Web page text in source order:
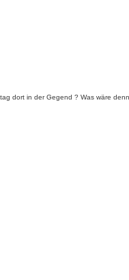
dort in der Gegend ? Was wäre